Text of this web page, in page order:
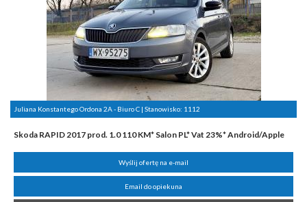
Juliana Konstantego Ordona 2A - Biuro C | Stanowisko: 1112
Skoda RAPID 2017 prod. 1.0 110 KM* Salon PL* Vat 23%* Android/Apple
Wyślij ofertę na e-mail
Email do opiekuna